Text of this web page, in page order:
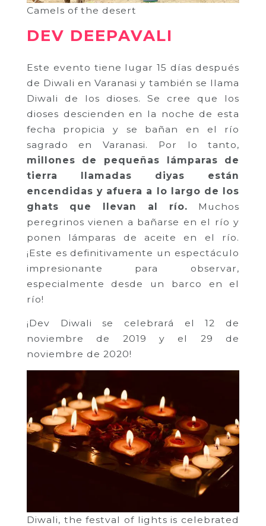
Camels of the desert
DEV DEEPAVALI
Este evento tiene lugar 15 días después
de Diwali en Varanasi y también se llama
Diwali de los dioses. Se cree que los
dioses descienden en la noche de esta
fecha propicia y se bañan en el río
sagrado en Varanasi. Por lo tanto,
millones de pequeñas lámparas de
tierra llamadas diyas están
encendidas y afuera a lo largo de los
ghats que llevan al río. Muchos
peregrinos vienen a bañarse en el río y
ponen lámparas de aceite en el río.
¡Este es definitivamente un espectáculo
impresionante para observar,
especialmente desde un barco en el
río!
¡Dev Diwali se celebrará el 12 de
noviembre de 2019 y el 29 de
noviembre de 2020!
Diwali, the festval of lights is celebrated